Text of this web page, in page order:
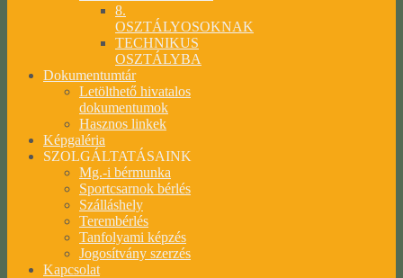
8.
OSZTÁLYOSOKNAK
TECHNIKUS
OSZTÁLYBA
Dokumentumtár
Letölthető hivatalos
dokumentumok
Hasznos linkek
Képgaléria
SZOLGÁLTATÁSAINK
Mg.-i bérmunka
Sportcsarnok bérlés
Szálláshely
Terembérlés
Tanfolyami képzés
Jogosítvány szerzés
Kapcsolat